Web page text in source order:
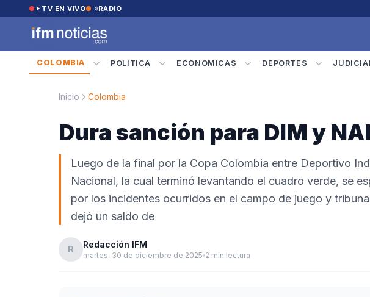
Saltar al contenido
TV EN VIVO RADIO
COLOMBIA POLÍTICA ECONÓMICAS DEPORTES
Inicio Colombia
Dura sanción para DIM y
Luego de la final por la Copa Colombia entre Deportivo
Nacional, la cual terminó levantando el cuadro verde, se
por los incidentes ocurridos en el campo de juego y
dejó un saldo de
R Redacción IFM
martes, 30 de diciembre de 2025 2 min lectura